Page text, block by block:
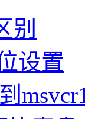
别
设置